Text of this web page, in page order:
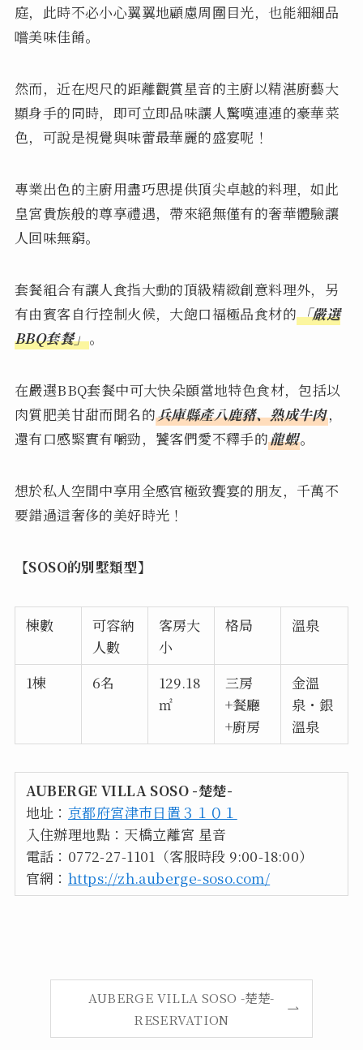
庭，此時不必小心翼翼地顧慮周圍目光，也能細細品
嚐美味佳餚。
然而，近在咫尺的距離觀賞星音的主廚以精湛廚藝大
顯身手的同時，即可立即品味讓人驚嘆連連的豪華菜
色，可說是視覺與味蕾最華麗的盛宴呢！
專業出色的主廚用盡巧思提供頂尖卓越的料理，如此
皇宮貴族般的尊享禮遇，帶來絕無僅有的奢華體驗讓
人回味無窮。
套餐組合有讓人食指大動的頂級精緻創意料理外，另
有由賓客自行控制火候，大飽口福極品食材的「嚴選
BBQ套餐」。
在嚴選BBQ套餐中可大快朵頤當地特色食材，包括以
肉質肥美甘甜而聞名的兵庫縣產八鹿豬、熟成牛肉，
還有口感緊實有嚼勁，饕客們愛不釋手的龍蝦。
想於私人空間中享用全感官極致饗宴的朋友，千萬不
要錯過這奢侈的美好時光！
【SOSO的別墅類型】
棟數
可容納
人數
客房大
小
格局 溫泉
1棟 6名
129.18
㎡
三房
+餐廳
+廚房
金溫
泉・銀
溫泉
AUBERGE VILLA SOSO -楚楚-
地址： 京都府宮津市日置３１０１
入住辦理地點：天橋立離宮 星音
電話：0772-27-1101（客服時段 9:00-18:00）
官網： https://zh.auberge-soso.com/
AUBERGE VILLA SOSO -楚楚-
RESERVATION